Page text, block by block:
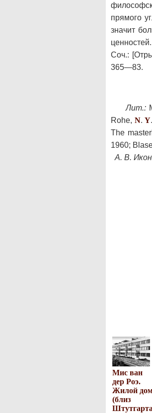
прямого
значит
Соч.:
365—83.
Лит.:
Rohe, N.Y
The
1960;
А. В.
Мис ван
дер Роэ.
Жилой
(близ